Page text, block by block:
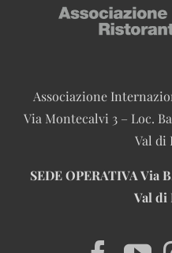
Associazione
Via Montecalvi 3 – Loc.
Val di
SEDE OPERATIVAVia
Val di